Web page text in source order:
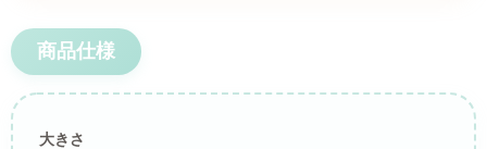
商品仕様
大きさ